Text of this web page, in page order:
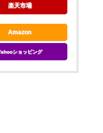
楽天市場
Amazon
ショッピング